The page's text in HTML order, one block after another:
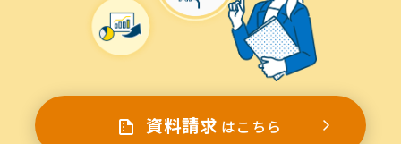
資料請求 はこちら